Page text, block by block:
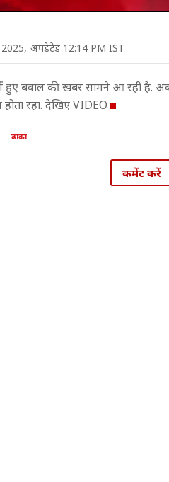
अपडेटेड 12:14 PM IST
में हुए बवाल की खबर सामने आ रही है.
रहा. देखिए VIDEO
ढाका
कमेंट करें